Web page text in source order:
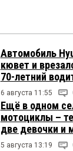
Автомобиль
кювет и
70-летний
6 августа 11:55
Ещё в одном
мотоциклы –
две девочки и
5 августа 13:19